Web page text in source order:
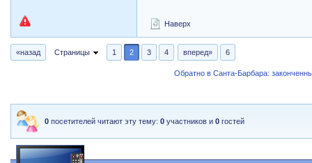
Наверх
«назад Страницы 1 2 3 4 вперед» 6
Обратно в Санта-Барбара:
0 посетителей читают эту тему:0 участников и0 гостей